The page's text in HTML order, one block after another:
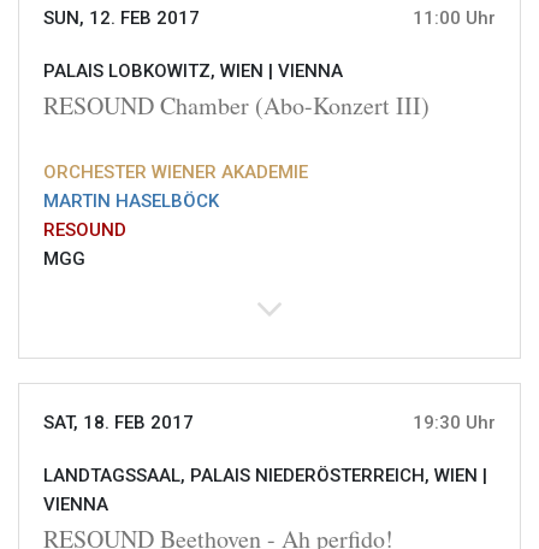
SUN, 12. FEB 2017 11:00 Uhr
PALAIS LOBKOWITZ, WIEN | VIENNA
RESOUND Chamber (Abo-Konzert III)
ORCHESTER WIENER AKADEMIE
MARTIN HASELBÖCK
RESOUND
MGG
SAT, 18. FEB 2017 19:30 Uhr
LANDTAGSSAAL, PALAIS NIEDERÖSTERREICH, WIEN |
VIENNA
RESOUND Beethoven - Ah perfido!